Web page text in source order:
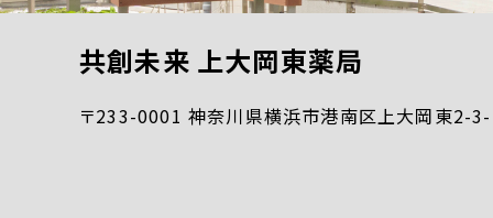
共創未来 上大岡東薬局
〒233-0001 神奈川県横浜市港南区上大岡東2-